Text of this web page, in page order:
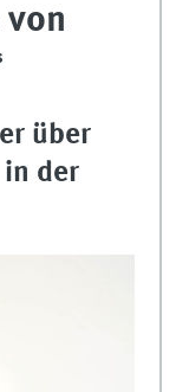
über
der